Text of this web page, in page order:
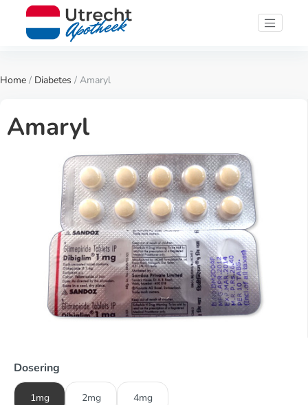
Home / Diabetes / Amaryl
Amaryl
Dosering
1mg 2mg 4mg